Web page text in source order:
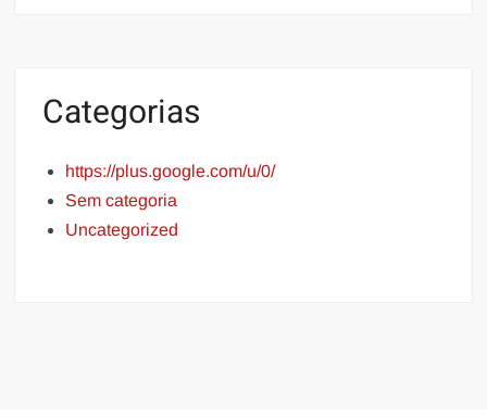
Categorias
https://plus.google.com/u/0/
Sem categoria
Uncategorized